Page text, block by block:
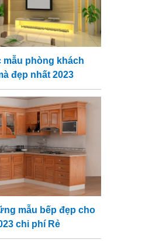
mẫu phòng khách
đẹp nhất 2023
mẫu bếp đẹp cho
chi phí Rẻ